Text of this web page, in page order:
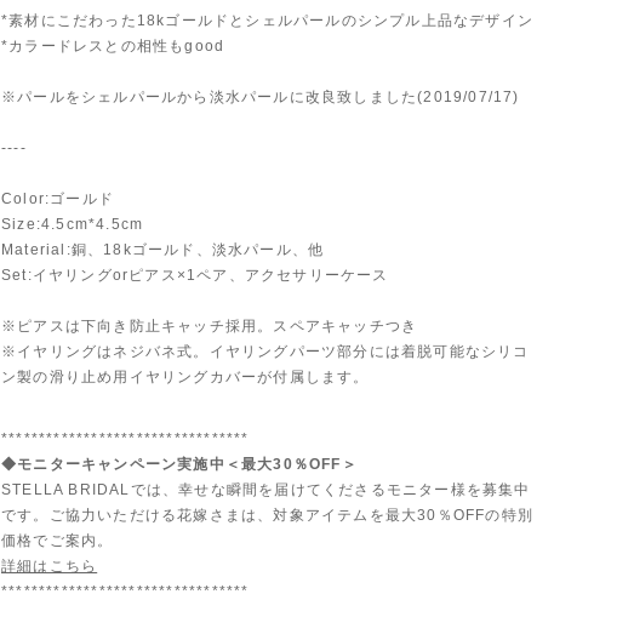
*素材にこだわった18kゴールドとシェルパールのシンプル上品なデザイン
*カラードレスとの相性もgood
※パールをシェルパールから淡水パールに改良致しました(2019/07/17)
----
Color:ゴールド
Size:4.5cm*4.5cm
Material:銅、18kゴールド、淡水パール、他
Set:イヤリングorピアス×1ペア、アクセサリーケース
※ピアスは下向き防止キャッチ採用。スペアキャッチつき
※イヤリングはネジバネ式。イヤリングパーツ部分には着脱可能なシリコ
ン製の滑り止め用イヤリングカバーが付属します。
*********************************
◆モニターキャンペーン実施中＜最大30％OFF＞
STELLA BRIDALでは、幸せな瞬間を届けてくださるモニター様を募集中
です。ご協力いただける花嫁さまは、対象アイテムを最大30％OFFの特別
価格でご案内。
詳細はこちら
*********************************